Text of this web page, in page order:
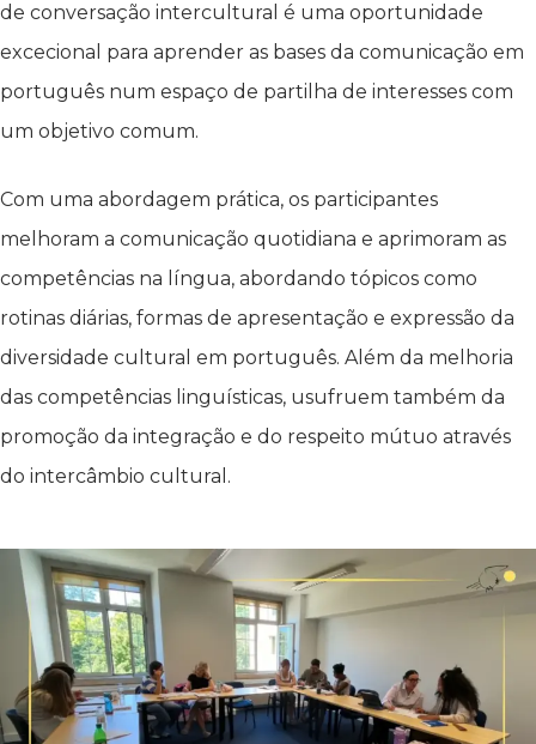
de conversação intercultural é uma oportunidade
excecional para aprender as bases da comunicação em
português num espaço de partilha de interesses com
um objetivo comum.
Com uma abordagem prática, os participantes
melhoram a comunicação quotidiana e aprimoram as
competências na língua, abordando tópicos como
rotinas diárias, formas de apresentação e expressão da
diversidade cultural em português. Além da melhoria
das competências linguísticas, usufruem também da
promoção da integração e do respeito mútuo através
do intercâmbio cultural.